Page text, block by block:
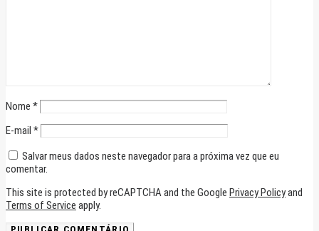
Nome *
E-mail *
Salvar meus dados neste navegador para a próxima vez que eu
comentar.
This site is protected by reCAPTCHA and the Google Privacy Policyand
Terms of Service apply.